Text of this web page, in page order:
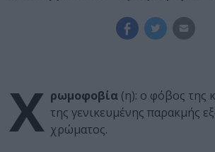
Χ ρωμοφοβία (η): ο φόβος της
της γενικευμένης παρακμής
χρώματος.